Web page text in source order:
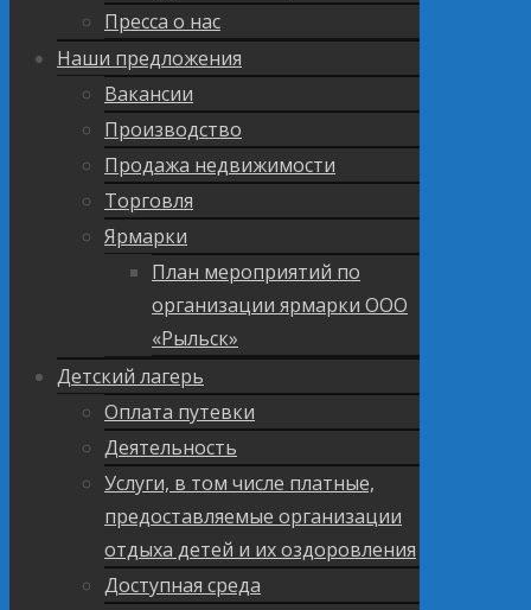
Пресса о нас
Наши предложения
Вакансии
Производство
Продажа недвижимости
Торговля
Ярмарки
План мероприятий по
организации ярмарки ООО
«Рыльск»
Детский лагерь
Оплата путевки
Деятельность
Услуги, в том числе платные,
предоставляемые организации
отдыха детей и их оздоровления
Доступная среда